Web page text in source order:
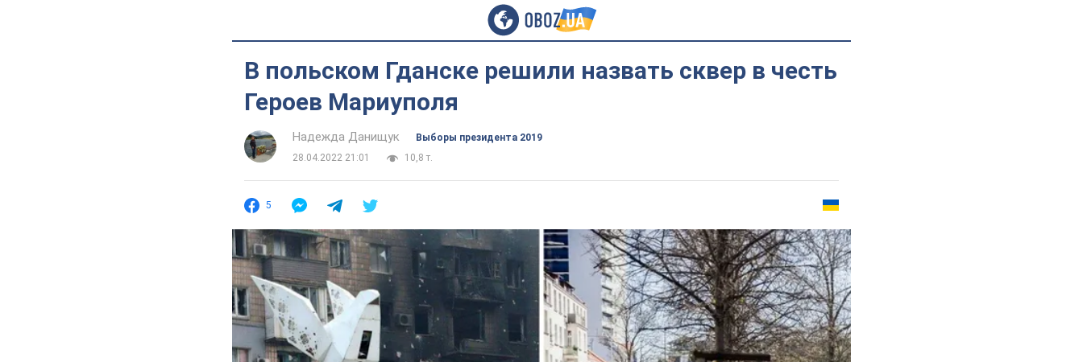
В польском Гданске решили назвать сквер в честь
Героев Мариуполя
Надежда Данищук
Выборы президента 2019
28.04.2022 21:01
10,8 т.
5